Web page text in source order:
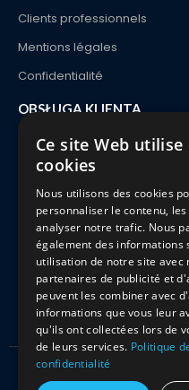
Clients professionnels
Mentions légales
Confidentialité
OBSŁUGA KLIENTA
Kontakt
Zamówienie i dostawa
Płatności
Zwroty i wymiany
FAQ
Kitciel 2021 Wszelkie prawa
Ce site Web utilise
cookies
Nous utilisons des cookies
personnaliser le contenu,
analyser notre trafic. Nous
également des informations
utilisation de notre site avec
partenaires de publicité et
peuvent les combiner avec
informations que vous leur
qu'ils ont collectées lors de
de leurs services. Politique
confidentialité